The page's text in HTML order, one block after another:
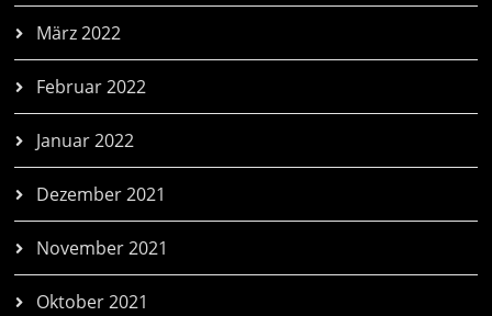
März 2022
Februar 2022
Januar 2022
Dezember 2021
November 2021
Oktober 2021